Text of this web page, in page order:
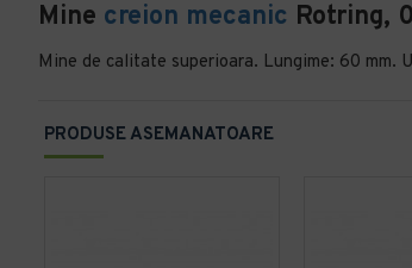
PRODUSE ASEMANATOARE
Mine creion mecanic Rotring,
Mine de calitate superioara. Lungime: 60 mm.